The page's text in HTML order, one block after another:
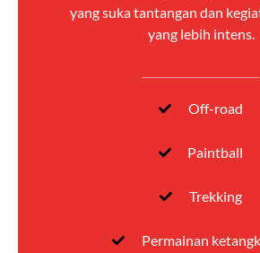
yang suka tantangan dan
yang lebih intens.
Off-road
Paintball
Trekking
Permainan